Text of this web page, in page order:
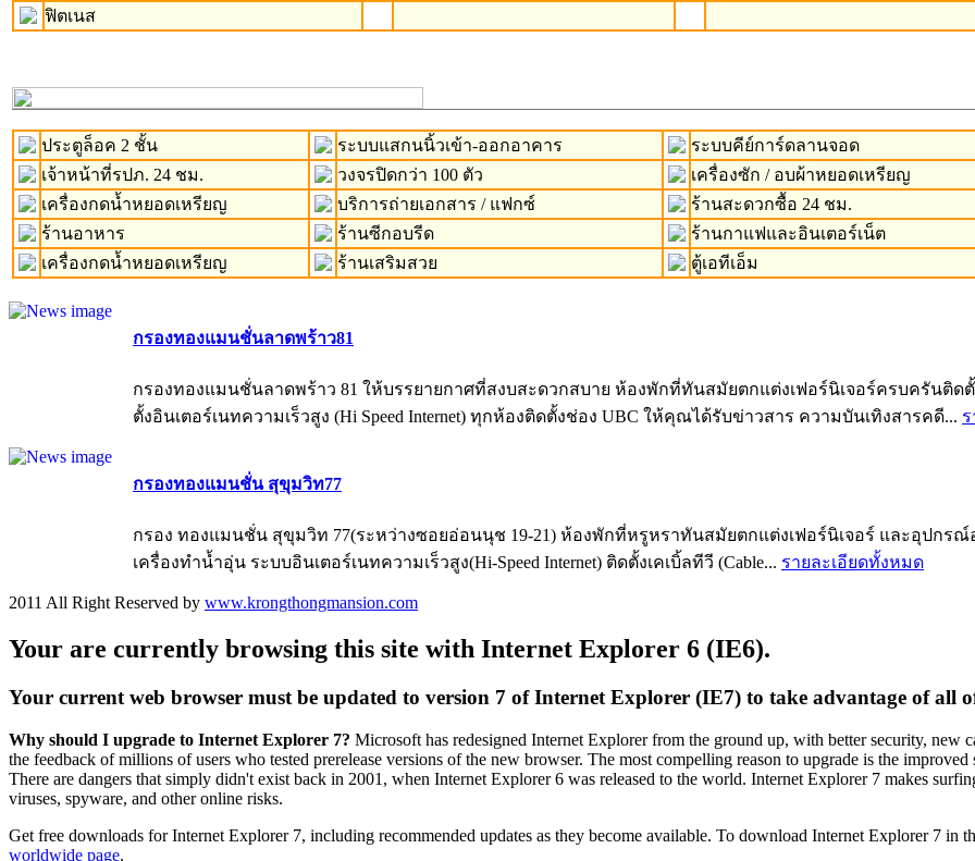
ฟิตเนส
ประตูล็อค 2 ชั้น ระบบแสกนนิ้วเข้า-ออกอาคาร
ระบบคีย์การ์ดลานจอด
เจ้าหน้าที่รปภ. 24 ชม.
วงจรปิดกว่า 100 ตัว
เครื่องซัก / อบผ้าหยอดเหรียญ
เครื่องกดน้ำหยอดเหรียญ
บริการถ่ายเอกสาร / แฟกซ์
ร้านสะดวกซื้อ 24 ชม.
ร้านอาหาร
ร้านซีกอบรีด
ร้านกาแฟและอินเตอร์เน็ต
เครื่องกดน้ำหยอดเหรียญ
ร้านเสริมสวย ตู้เอทีเอ็ม
กรองทองแมนชั่นลาดพร้าว81
กรองทองแมนชั่นลาดพร้าว 81 ให้บรรยายกาศที่สงบสะดวกสบาย ห้องพักที่ทันสมัยตกแต่งเฟอร์นิเจอร์ครบครันติ
ตั้งอินเตอร์เนทความเร็วสูง (Hi Speed Internet) ทุกห้องติดตั้งช่อง UBC ให้คุณได้รับข่าวสาร ความบันเทิงสารคดี...
กรองทองแมนชั่น สุขุมวิท77
กรอง ทองแมนชั่น สุขุมวิท 77(ระหว่างซอยอ่อนนุช 19-21) ห้องพักที่หรูหราทันสมัยตกแต่งเฟอร์นิเจอร์ และอุปก
เครื่องทำน้ำอุ่น ระบบอินเตอร์เนทความเร็วสูง(Hi-Speed Internet) ติดตั้งเคเบิ้ลทีวี (Cable... รายละเอียดทั้งหมด
2011 All Right Reserved by www.krongthongmansion.com
Your are currently browsing this site with Internet Explorer 6 (IE6).
Your current web browser must be updated to version 7 of Internet Explorer (IE7) to take advantage of all
Why should I upgrade to Internet Explorer 7? Microsoft has redesigned Internet Explorer from the ground up, with better security, new
the feedback of millions of users who tested prerelease versions of the new browser. The most compelling reason to upgrade is the
There are dangers that simply didn't exist back in 2001, when Internet Explorer 6 was released to the world. Internet Explorer 7 makes
viruses, spyware, and other online risks.
Get free downloads for Internet Explorer 7, including recommended updates as they become available. To download Internet Explorer 7 in
worldwide page.